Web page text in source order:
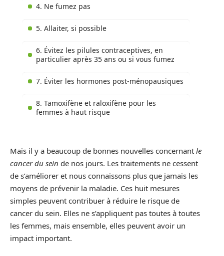
4. Ne fumez pas
5. Allaiter, si possible
6. Évitez les pilules contraceptives, en
particulier après 35 ans ou si vous fumez
7. Éviter les hormones post-ménopausiques
8. Tamoxifène et raloxifène pour les
femmes à haut risque
Mais il y a beaucoup de bonnes nouvelles concernant le
cancer du sein de nos jours. Les traitements ne cessent
de s’améliorer et nous connaissons plus que jamais les
moyens de prévenir la maladie. Ces huit mesures
simples peuvent contribuer à réduire le risque de
cancer du sein. Elles ne s’appliquent pas toutes à toutes
les femmes, mais ensemble, elles peuvent avoir un
impact important.